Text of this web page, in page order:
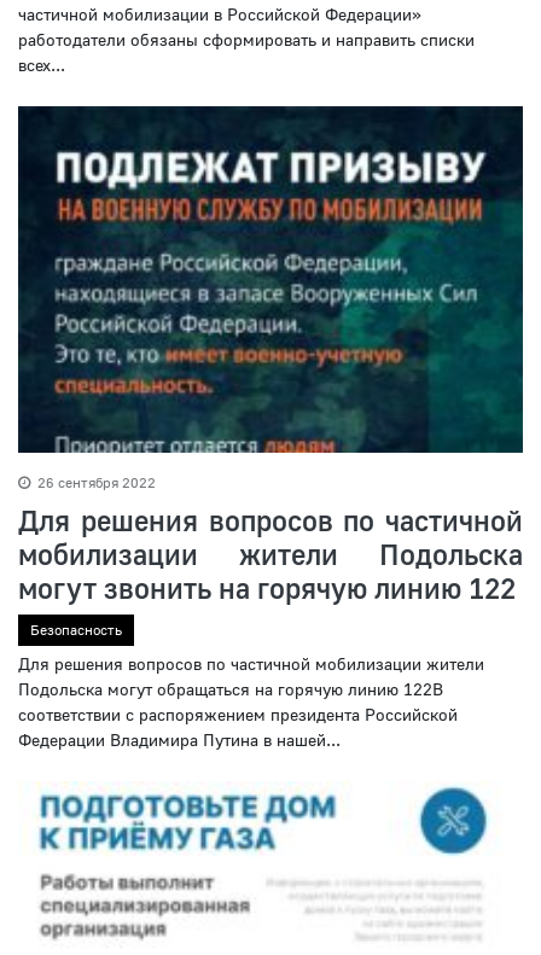
частичной мобилизации в Российской Федерации»
работодатели обязаны сформировать и направить списки
всех...
26 сентября 2022
Для решения вопросов по частичной
мобилизации жители Подольска
могут звонить на горячую линию 122
Безопасность
Для решения вопросов по частичной мобилизации жители
Подольска могут обращаться на горячую линию 122В
соответствии с распоряжением президента Российской
Федерации Владимира Путина в нашей...